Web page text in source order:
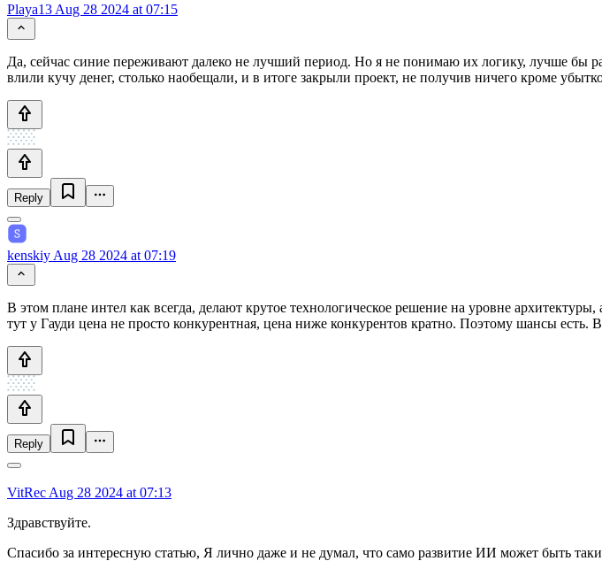
Playa13 Aug 28 2024 at 07:15
Да, сейчас синие переживают далеко не лучший период. Но я не понимаю их логику, лучше
влили кучу денег, столько наобещали, и в итоге закрыли проект, не получив ничего кроме
Reply
kenskiy Aug 28 2024 at 07:19
В этом плане интел как всегда, делают крутое технологическое решение на уровне
тут у Гауди цена не просто конкурентная, цена ниже конкурентов кратно. Поэтому шансы есть.
Reply
VitRec Aug 28 2024 at 07:13
Здравствуйте.
Спасибо за интересную статью, Я лично даже и не думал, что само развитие ИИ может быть